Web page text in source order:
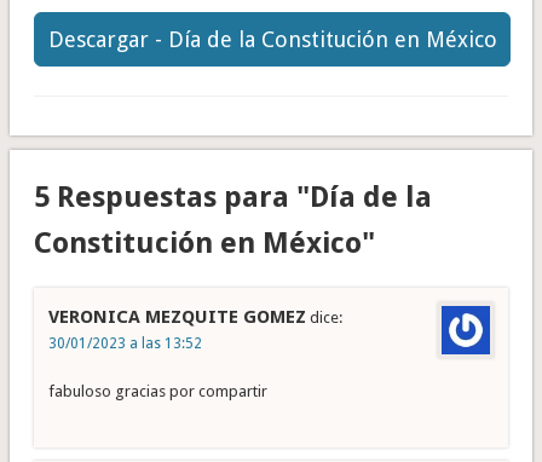
Descargar - Día de la Constitución en México
5 Respuestas para "Día de la
Constitución en México"
VERONICA MEZQUITE GOMEZ dice:
30/01/2023 a las 13:52
fabuloso gracias por compartir